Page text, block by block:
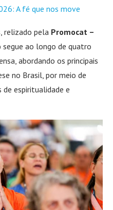
A fé que nos move
relizado pela Promocat –
segue ao longo de quatro
abordando os principais
no Brasil, por meio de
espiritualidade e